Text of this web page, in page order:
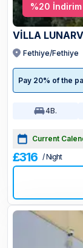
%20 İndirim
VİLLA
Fethiye/Fethiye
Pay 20% of the
4B.
Current
£316 / Night